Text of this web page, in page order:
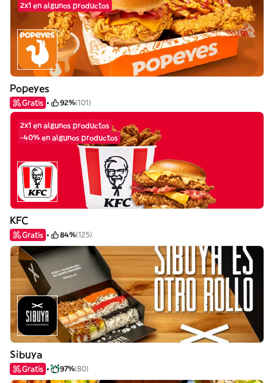
2x1 en algunos productos
Popeyes
Gratis 92%(101)
2x1 en algunos productos
-40% en algunos productos
KFC
Gratis 84%(125)
Sibuya
Gratis 97%(80)